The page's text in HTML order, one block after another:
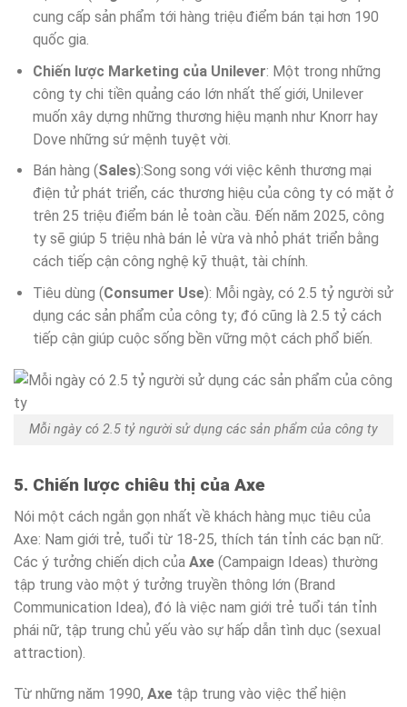
cung cấp sản phẩm tới hàng triệu điểm bán tại hơn 190
quốc gia.
Chiến lược Marketing của Unilever: Một trong những
công ty chi tiền quảng cáo lớn nhất thế giới, Unilever
muốn xây dựng những thương hiệu mạnh như Knorr hay
Dove những sứ mệnh tuyệt vời.
Bán hàng (Sales):Song song với việc kênh thương mại
điện tử phát triển, các thương hiệu của công ty có mặt ở
trên 25 triệu điểm bán lẻ toàn cầu. Đến năm 2025, công
ty sẽ giúp 5 triệu nhà bán lẻ vừa và nhỏ phát triển bằng
cách tiếp cận công nghệ kỹ thuật, tài chính.
Tiêu dùng (Consumer Use): Mỗi ngày, có 2.5 tỷ người sử
dụng các sản phẩm của công ty; đó cũng là 2.5 tỷ cách
tiếp cận giúp cuộc sống bền vững một cách phổ biến.
Mỗi ngày có 2.5 tỷ người sử dụng các sản phẩm của công ty
5. Chiến lược chiêu thị của Axe
Nói một cách ngắn gọn nhất về khách hàng mục tiêu của
Axe: Nam giới trẻ, tuổi từ 18-25, thích tán tỉnh các bạn nữ.
Các ý tưởng chiến dịch của Axe (Campaign Ideas) thường
tập trung vào một ý tưởng truyền thông lớn (Brand
Communication Idea), đó là việc nam giới trẻ tuổi tán tỉnh
phái nữ, tập trung chủ yếu vào sự hấp dẫn tình dục (sexual
attraction).
Từ những năm 1990, Axe tập trung vào việc thể hiện